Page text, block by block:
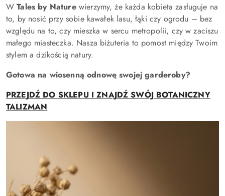
WTales by Naturewierzymy, że każda kobieta zasługuje na
to, by nosić przy sobie kawałek lasu, łąki czy ogrodu – bez
względu na to, czy mieszka w sercu metropolii, czy w zaciszu
małego miasteczka. Nasza biżuteria to pomost między Twoim
stylem a dzikością natury.
Gotowa na wiosenną odnowę swojej garderoby?
PRZEJDŹ DO SKLEPU I ZNAJDŹ SWÓJ BOTANICZNY
TALIZMAN